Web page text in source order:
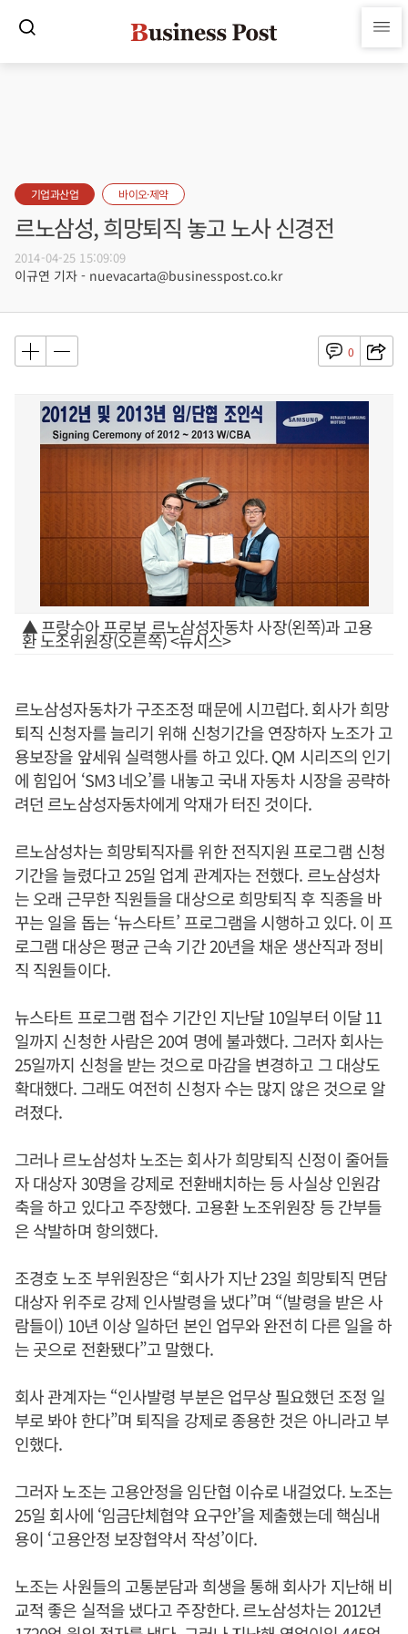
기업과산업 바이오·제약
르노삼성, 희망퇴직 놓고 노사 신경전
2014-04-25 15:09:09
이규연 기자 - nuevacarta@businesspost.co.kr
0
▲ 프랑수아 프로보 르노삼성자동차 사장(왼쪽)과 고용
환 노조위원장(오른쪽) <뉴시스>
르노삼성자동차가 구조조정 때문에 시끄럽다. 회사가 희망
퇴직 신청자를 늘리기 위해 신청기간을 연장하자 노조가 고
용보장을 앞세워 실력행사를 하고 있다. QM 시리즈의 인기
에 힘입어 ‘SM3 네오’를 내놓고 국내 자동차 시장을 공략하
려던 르노삼성자동차에게 악재가 터진 것이다.
르노삼성차는 희망퇴직자를 위한 전직지원 프로그램 신청
기간을 늘렸다고 25일 업계 관계자는 전했다. 르노삼성차
는 오래 근무한 직원들을 대상으로 희망퇴직 후 직종을 바
꾸는 일을 돕는 ‘뉴스타트’ 프로그램을 시행하고 있다. 이 프
로그램 대상은 평균 근속 기간 20년을 채운 생산직과 정비
직 직원들이다.
뉴스타트 프로그램 접수 기간인 지난달 10일부터 이달 11
일까지 신청한 사람은 20여 명에 불과했다. 그러자 회사는
25일까지 신청을 받는 것으로 마감을 변경하고 그 대상도
확대했다. 그래도 여전히 신청자 수는 많지 않은 것으로 알
려졌다.
그러나 르노삼성차 노조는 회사가 희망퇴직 신정이 줄어들
자 대상자 30명을 강제로 전환배치하는 등 사실상 인원감
축을 하고 있다고 주장했다. 고용환 노조위원장 등 간부들
은 삭발하며 항의했다.
조경호 노조 부위원장은 “회사가 지난 23일 희망퇴직 면담
대상자 위주로 강제 인사발령을 냈다”며 “(발령을 받은 사
람들이) 10년 이상 일하던 본인 업무와 완전히 다른 일을 하
는 곳으로 전환됐다”고 말했다.
회사 관계자는 “인사발령 부분은 업무상 필요했던 조정 일
부로 봐야 한다”며 퇴직을 강제로 종용한 것은 아니라고 부
인했다.
그러자 노조는 고용안정을 임단협 이슈로 내걸었다. 노조는
25일 회사에 ‘임금단체협약 요구안’을 제출했는데 핵심내
용이 ‘고용안정 보장협약서 작성’이다.
노조는 사원들의 고통분담과 희생을 통해 회사가 지난해 비
교적 좋은 실적을 냈다고 주장한다. 르노삼성차는 2012년